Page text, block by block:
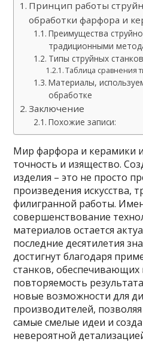
Принцип работы
обработки фарфора и
Преимущества
традиционными
Типы струйных
Таблица сравнения
Материалы,
обработке
Заключение
Похожие записи:
Мир фарфора и керамики
точность и изящество.
изделия – это не просто
произведения искусства,
филигранной работы.
совершенствование
материалов остается
последние десятилетия
достигнут благодаря
станков,
повторяемость
новые возможности для
производителей,
самые смелые идеи и
невероятной